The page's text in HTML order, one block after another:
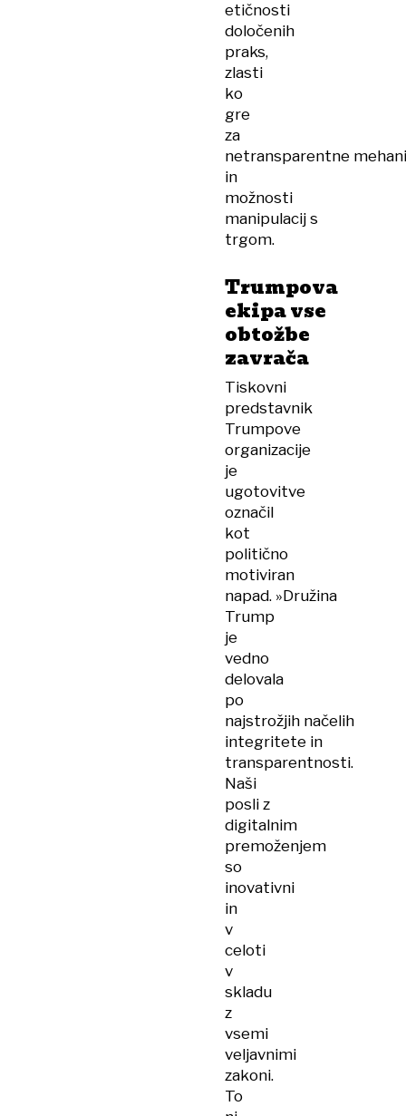
etičnosti
določenih
praks,
zlasti
ko
gre
za
netransparentne
in
možnosti
manipulacij s
trgom.
Trumpova
ekipa vse
obtožbe
zavrača
Tiskovni
predstavnik
Trumpove
organizacije
je
ugotovitve
označil
kot
politično
motiviran
napad. »Družina
Trump
je
vedno
delovala
po
najstrožjih načelih
integritete in
transparentnosti.
Naši
posli z
digitalnim
premoženjem
so
inovativni
in
v
celoti
v
skladu
z
vsemi
veljavnimi
zakoni.
To